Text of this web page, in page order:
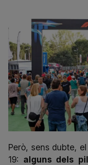
Però, sens dubte,
19: alguns dels